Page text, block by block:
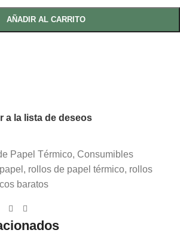
AÑADIR AL CARRITO
a la lista de deseos
Papel Térmico, Consumibles
, rollos de papel térmico, rollos
baratos